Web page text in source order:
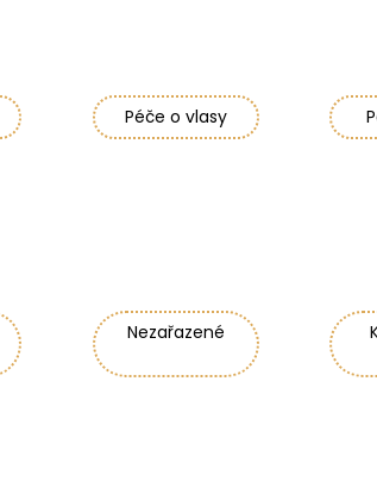
Péče o vlasy
Nezařazené